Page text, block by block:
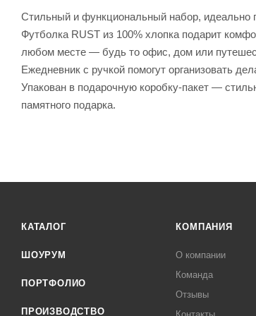
Стильный и функциональный набор, идеально
Футболка RUST из 100% хлопка подарит
любом месте — будь то офис, дом или
Ежедневник с ручкой помогут организовать
Упакован в подарочную коробку-пакет —
памятного подарка.
КАТАЛОГ
ШОУРУМ
ПОРТФОЛИО
ПРОИЗВОДСТВО
КОМПАНИЯ
О компании
Команда
Отзывы